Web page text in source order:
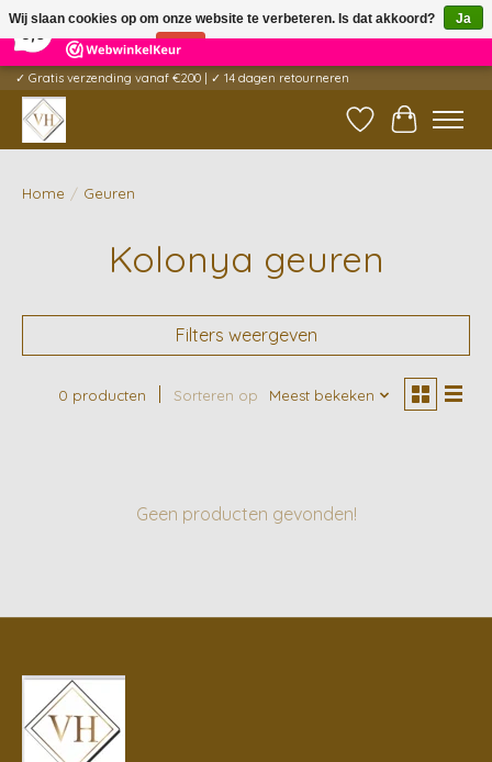
5 Reviews ×
✓ Gratis verzending vanaf €200 | ✓ 14 dagen retourneren
Verlanglijst
Home / Geuren
Kolonya geuren
Filters weergeven
0 producten Sorteren op Meest bekeken
Geen producten gevonden!
Wij slaan cookies op om onze website te verbeteren. Is dat akkoord?
Ja
Nee